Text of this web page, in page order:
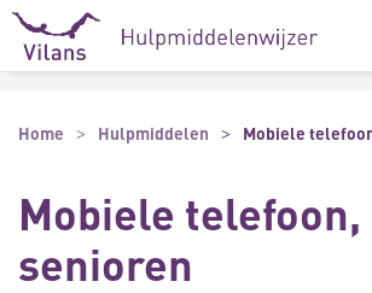
Naar hoofdinhoud
Naar footer
Home Hulpmiddelen Mobiele
Mobiele telefoon,
senioren